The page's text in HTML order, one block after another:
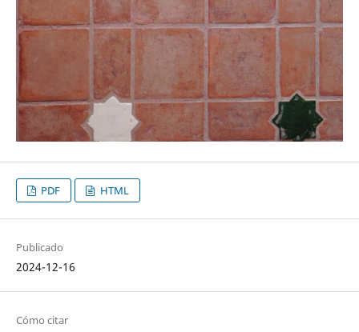
PDF HTML
Publicado
2024-12-16
Cómo citar